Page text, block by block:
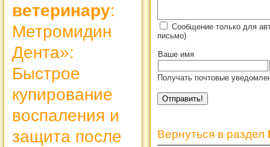
ветеринару:
Метромидин
Дента»:
Быстрое
купирование
воспаления и
защита после
Сообщение только для
письмо)
Ваше имя
Получать почтовые
Вернуться в раздел